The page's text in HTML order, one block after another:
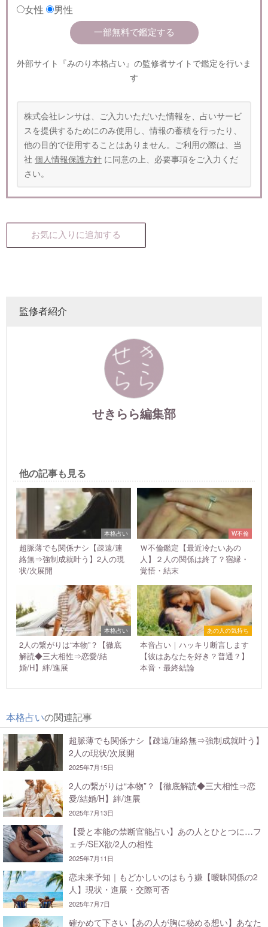
女性
男性
外部サイト『みのり本格占い』の監修者サイトで鑑定を行いま
す
株式会社レンサは、ご入力いただいた情報を、占いサービ
スを提供するためにのみ使用し、情報の蓄積を行ったり、
他の目的で使用することはありません。ご利用の際は、当
社 個人情報保護方針 に同意の上、必要事項をご入力くだ
さい。
お気に入りに追加する
監修者紹介
せきらら編集部
他の記事も見る
本格占い
超脈薄でも関係ナシ【疎遠/連
絡無⇒強制成就叶う】2人の現
状/次展開
W不倫
Ｗ不倫鑑定【最近冷たいあの
人】２人の関係は終了？宿縁・
覚悟・結末
本格占い
2人の繋がりは“本物”？【徹底
解読◆三大相性⇒恋愛/結
婚/H】絆/進展
あの人の気持ち
本音占い｜ハッキリ断言します
【彼はあなたを好き？普通？】
本音・最終結論
本格占いの関連記事
超脈薄でも関係ナシ【疎遠/連絡無⇒強制成就叶う】
2人の現状/次展開
2025年7月15日
2人の繋がりは“本物”？【徹底解読◆三大相性⇒恋
愛/結婚/H】絆/進展
2025年7月13日
【愛と本能の禁断官能占い】あの人とひとつに…フ
ェチ/SEX欲/2人の相性
2025年7月11日
恋未来予知｜もどかしいのはもう嫌【曖昧関係の2
人】現状・進展・交際可否
2025年7月7日
確かめて下さい【あの人が胸に秘める想い】あなた